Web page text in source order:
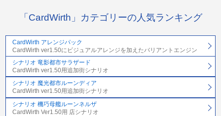
「CardWirth」カテゴリーの人気ランキング
CardWirth アレンジパック
CardWirth ver1.50にビジュアルアレンジを加えたバリアントエンジン
シナリオ 竜影都市サラザード
CardWirth ver1.50用追加街シナリオ
シナリオ 魔光都市ルーンディア
CardWirth ver1.50用追加街シナリオ
シナリオ 機巧母艦ルーンネルザ
CardWirth Ver1.50用 店シナリオ